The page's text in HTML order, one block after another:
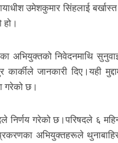
उमेशकुमार सिंहलाई
निवेदनमाथि
कार्कीले जानकारी दिए।यही
गरेको छ।
निर्णय गरेको छ।परिषदले ६
अभियुक्तहरूले थुनाबाहिर